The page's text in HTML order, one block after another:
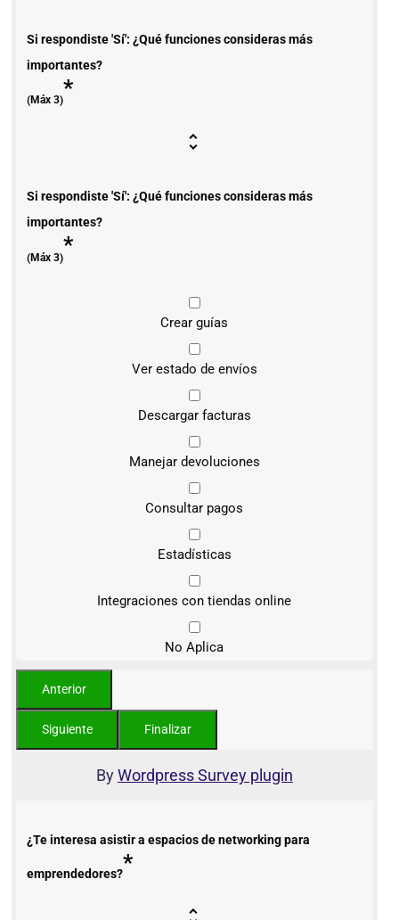
Si respondiste 'Sí': ¿Qué funciones consideras más
importantes?
(Máx 3)*
Si respondiste 'Sí': ¿Qué funciones consideras más
importantes?
(Máx 3)*
Crear guías
Ver estado de envíos
Descargar facturas
Manejar devoluciones
Consultar pagos
Estadísticas
Integraciones con tiendas online
No Aplica
ByWordpress Survey plugin
¿Te interesa asistir a espacios de networking para
emprendedores?*